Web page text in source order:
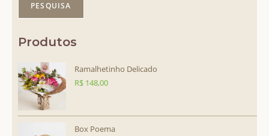
PESQUISA
Produtos
Ramalhetinho Delicado
R$ 148,00
Box Poema